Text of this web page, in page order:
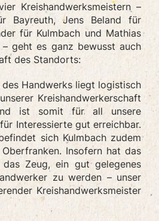
Kreishandwerksmeistern –
Bayreuth, Jens Beland für
für Kulmbach und Mathias
geht es ganz bewusst auch
des Standorts:
des Handwerks liegt logistisch
Kreishandwerkerschaft
ist somit für all unsere
Interessierte gut erreichbar.
sich Kulmbach zudem
Insofern hat das
Zeug, ein gut gelegenes
zu werden – unser
Kreishandwerksmeister